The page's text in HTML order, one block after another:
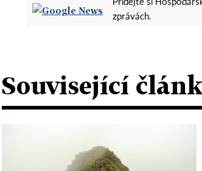
Přidejte si
zprávách.
Související